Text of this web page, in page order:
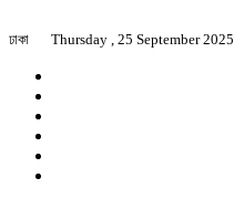
ঢাকা Thursday , 25 September 2025